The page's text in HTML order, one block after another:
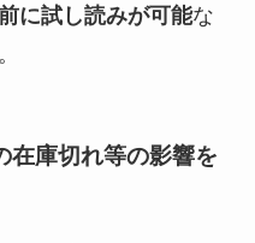
に試し読みが可能な
在庫切れ等の影響を